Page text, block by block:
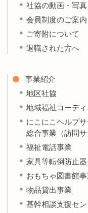
社協の動画・写真
会員制度のご案内
ご寄附について
退職された方へ
事業紹介
地区社協
地域福祉コーデ
にこにこヘルプ
総合事業（訪問サ
福祉電話事業
家具等転倒防止
おもちゃ図書館事
物品貸出事業
基幹相談支援セ